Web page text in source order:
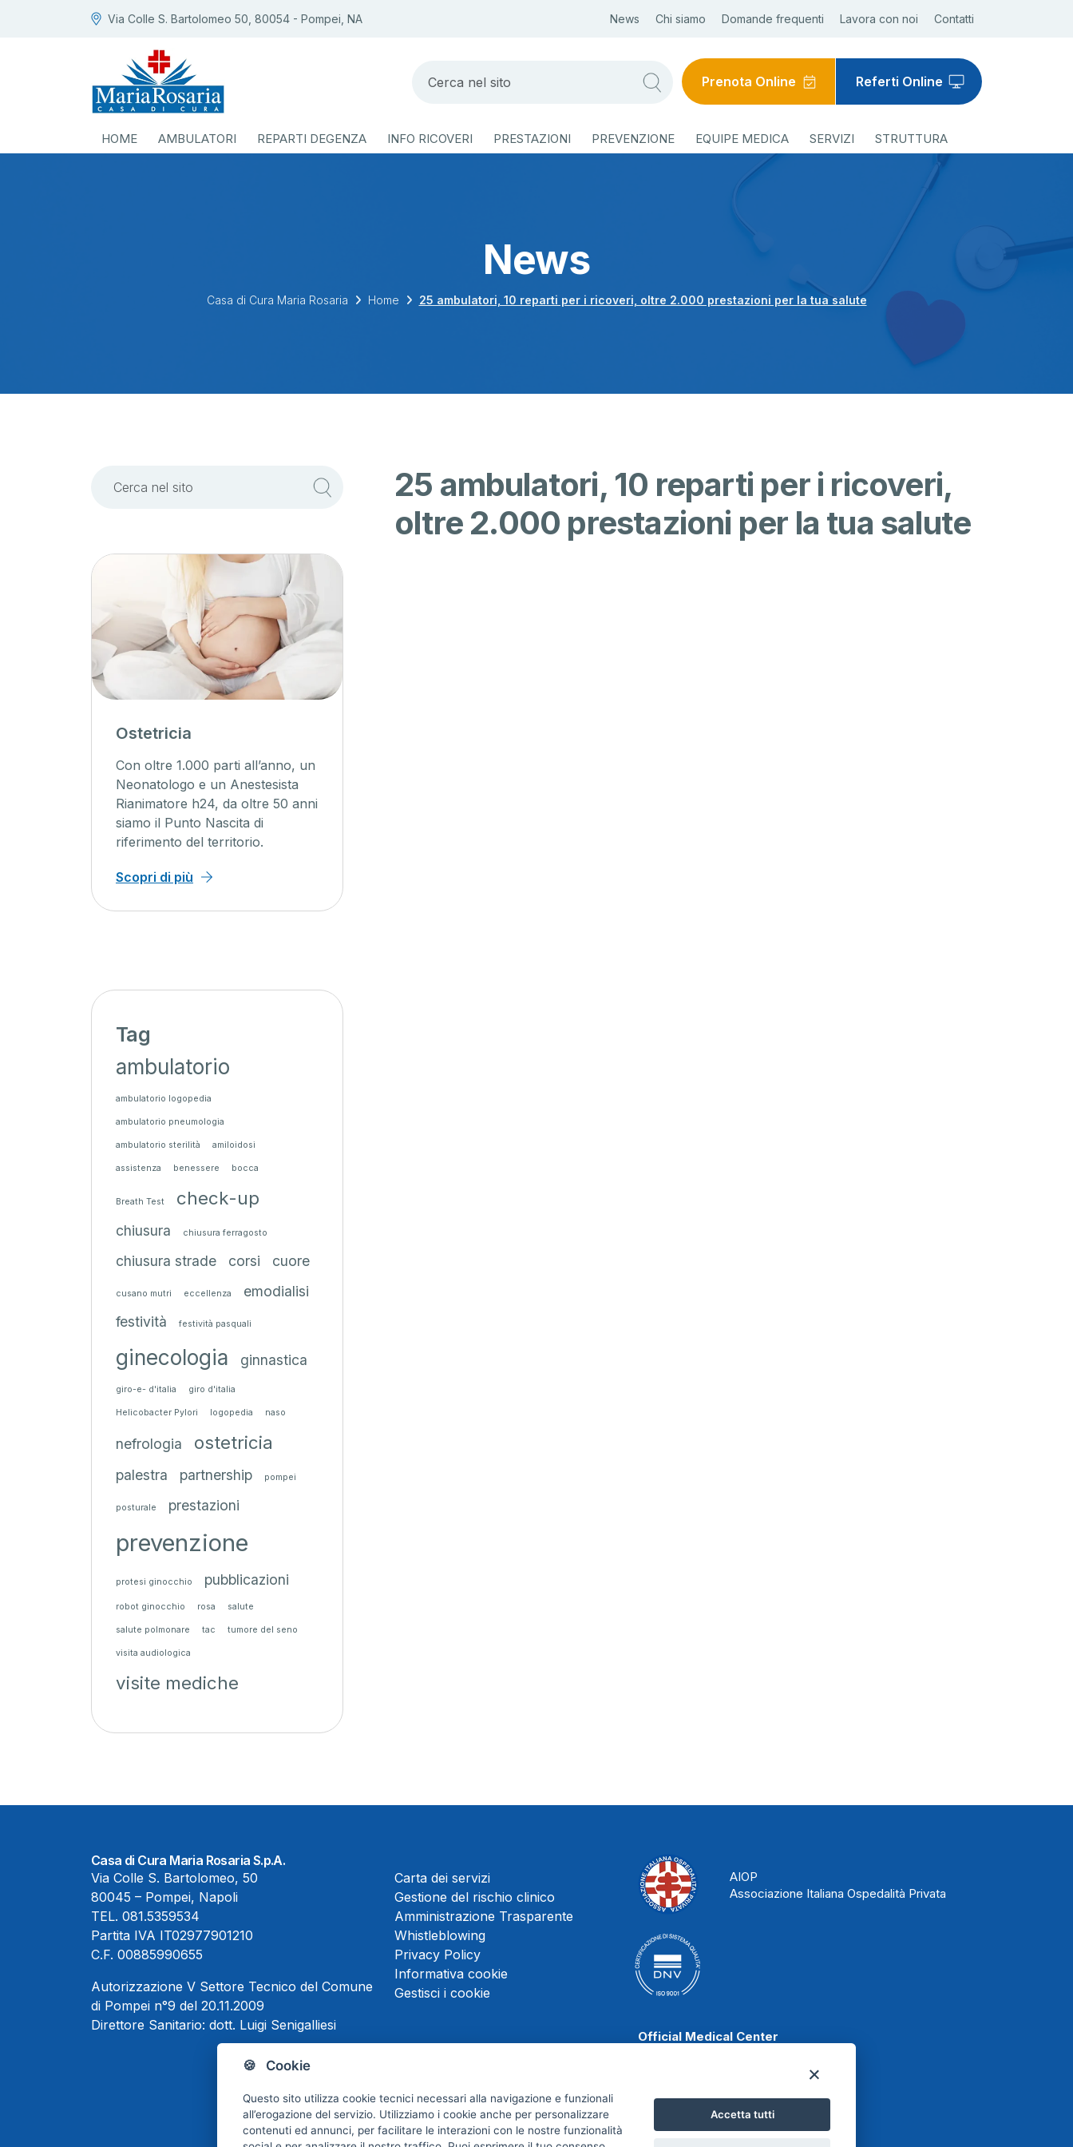
🍪 Cookie
Questo sito utilizza cookie tecnici necessari alla navigazione e funzionali
all’erogazione del servizio. Utilizziamo i cookie anche per personalizzare
contenuti ed annunci, per facilitare le interazioni con le nostre funzionalità
Accetta tutti
Via Colle S. Bartolomeo 50, 80054 - Pompei, NA News Chi siamo Domande frequenti Lavora con noi Contatti
Prenota Online Referti Online
HOME AMBULATORI REPARTI DEGENZA INFO RICOVERI PRESTAZIONI PREVENZIONE EQUIPE MEDICA SERVIZI STRUTTURA
News
Casa di Cura Maria Rosaria Home 25 ambulatori, 10 reparti per i ricoveri, oltre 2.000 prestazioni per la tua salute
25 ambulatori, 10 reparti per i ricoveri,
oltre 2.000 prestazioni per la tua salute
Ostetricia
Con oltre 1.000 parti all’anno, un
Neonatologo e un Anestesista
Rianimatore h24, da oltre 50 anni
siamo il Punto Nascita di
riferimento del territorio.
Scopri di più
Tag
ambulatorio
ambulatorio logopedia
ambulatorio pneumologia
ambulatorio sterilità amiloidosi
assistenza benessere bocca
Breath Test check-up
chiusura chiusura ferragosto
chiusura strade corsi cuore
cusano mutri eccellenza
emodialisi
festività
festività pasquali
ginecologia ginnastica
giro-e- d'italia giro d'italia
Helicobacter Pylori logopedia naso
nefrologia ostetricia
palestra partnership pompei
posturale prestazioni
prevenzione
protesi ginocchio pubblicazioni
robot ginocchio rosa salute
salute polmonare tac tumore del seno
visita audiologica
visite mediche
Casa di Cura Maria Rosaria S.p.A.
Via Colle S. Bartolomeo, 50
80045 – Pompei, Napoli
TEL. 081.5359534
Partita IVA IT02977901210
C.F. 00885990655
Autorizzazione V Settore Tecnico del Comune
di Pompei n°9 del 20.11.2009
Direttore Sanitario: dott. Luigi Senigalliesi
Carta dei servizi
Gestione del rischio clinico
Amministrazione Trasparente
Whistleblowing
Privacy Policy
Informativa cookie
Gestisci i cookie
AIOP
Associazione Italiana Ospedalità Privata
Official Medical Center
Scafati Basket